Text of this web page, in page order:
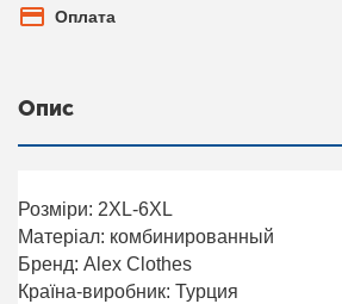
Оплата
Опис
Розміри: 2XL-6XL
Матеріал: комбинированный
Бренд: Alex Clothes
Країна-виробник: Турция